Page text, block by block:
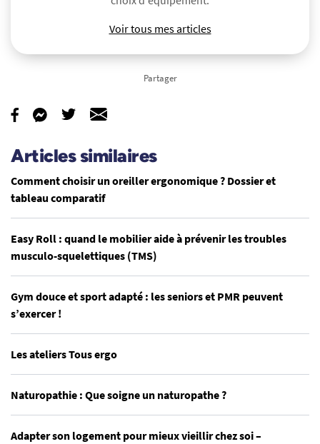
Voir tous mes articles
Partager
Articles similaires
Comment choisir un oreiller ergonomique ? Dossier et
tableau comparatif
Easy Roll : quand le mobilier aide à prévenir les troubles
musculo-squelettiques (TMS)
Gym douce et sport adapté : les seniors et PMR peuvent
s’exercer !
Les ateliers Tous ergo
Naturopathie : Que soigne un naturopathe ?
Adapter son logement pour mieux vieillir chez soi –